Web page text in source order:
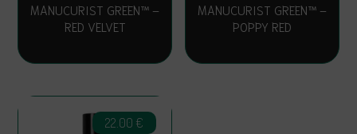
MANUCURIST GREEN™ –
RED VELVET
MANUCURIST GREEN™ –
POPPY RED
22.00 €